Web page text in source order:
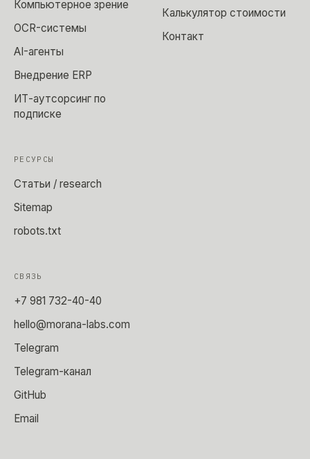
Компьютерное зрение
OCR-системы
AI-агенты
Внедрение ERP
ИТ-аутсорсинг по
подписке
Калькулятор стоимости
Контакт
РЕСУРСЫ
Статьи / research
Sitemap
robots.txt
СВЯЗЬ
+7 981 732-40-40
hello@morana-labs.com
Telegram
Telegram-канал
GitHub
Email